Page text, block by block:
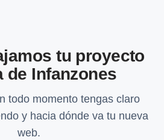
tu proyecto
de Infanzones
todo momento tengas claro
y hacia dónde va tu nueva
web.